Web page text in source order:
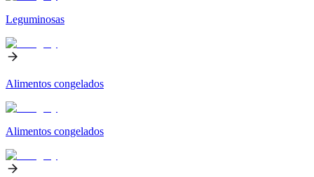
Leguminosas
Alimentos congelados
Alimentos congelados